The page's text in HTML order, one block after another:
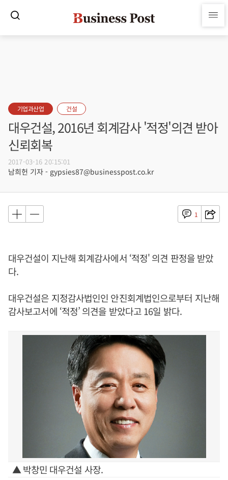
기업과산업 건설
대우건설, 2016년 회계감사 '적정'의견 받아
신뢰회복
2017-03-16 20:15:01
남희헌 기자 - gypsies87@businesspost.co.kr
1
대우건설이 지난해 회계감사에서 ‘적정' 의견 판정을 받았
다.
대우건설은 지정감사법인인 안진회계법인으로부터 지난해
감사보고서에 ‘적정’ 의견을 받았다고 16일 밝다.
▲ 박창민 대우건설 사장.